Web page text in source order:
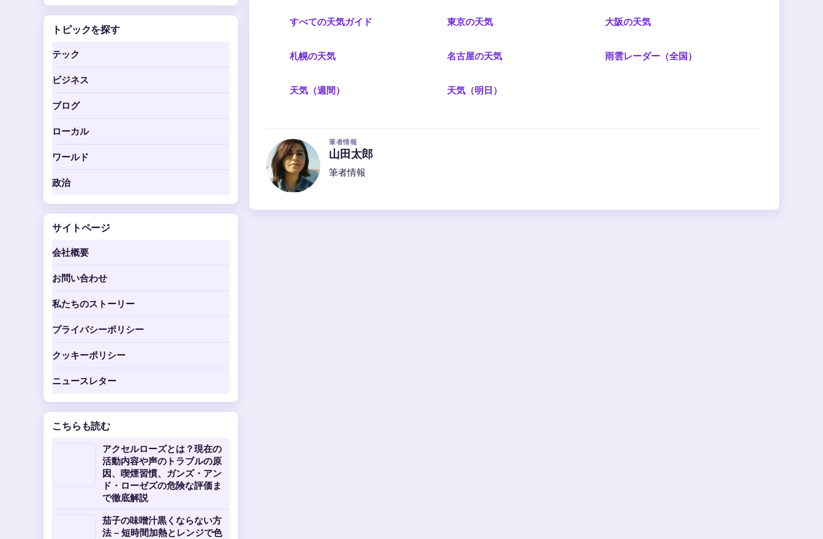
すべての天気ガイド 東京の天気 大阪の天気
札幌の天気 名古屋の天気 雨雲レーダー（全国）
天気（週間） 天気（明日）
筆者情報
山田太郎
筆者情報
トピックを探す
テック
ビジネス
ブログ
ローカル
ワールド
政治
サイトページ
会社概要
お問い合わせ
私たちのストーリー
プライバシーポリシー
クッキーポリシー
ニュースレター
こちらも読む
アクセルローズとは？現在の
活動内容や声のトラブルの原
因、喫煙習慣、ガンズ・アン
ド・ローゼズの危険な評価ま
で徹底解説
茄子の味噌汁黒くならない方
法 – 短時間加熱とレンジで色